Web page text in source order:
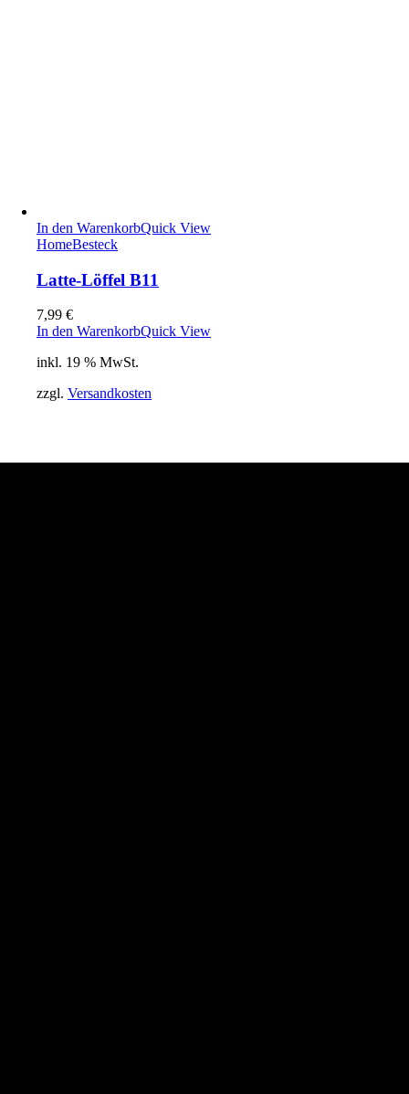
In den WarenkorbQuick View
HomeBesteck
Latte-Löffel B11
7,99 €
In den WarenkorbQuick View
inkl. 19 % MwSt.
zzgl. Versandkosten